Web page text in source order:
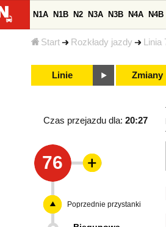
Start Rozkłady jazdy Linia
N1A N1B N2 N3A N3B N4A N4B
Linie Zmiany
Czas przejazdu dla: 20:27
76
Poprzednie przystanki